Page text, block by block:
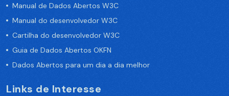
Manual de Dados Abertos W3C
Manual do desenvolvedor W3C
Cartilha do desenvolvedor W3C
Guia de Dados Abertos OKFN
Dados Abertos para um dia a dia melhor
Links de Interesse